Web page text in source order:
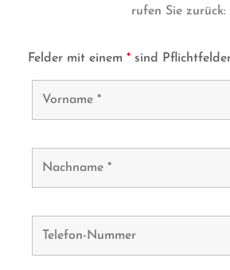
rufen Sie zurück:
Felder mit einem * sind